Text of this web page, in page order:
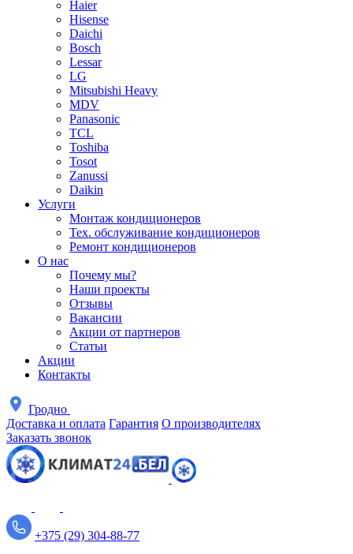
Haier
Hisense
Daichi
Bosch
Lessar
LG
Mitsubishi Heavy
MDV
Panasonic
TCL
Toshiba
Tosot
Zanussi
Daikin
Услуги
Монтаж кондиционеров
Тех. обслуживание кондиционеров
Ремонт кондиционеров
О нас
Почему мы?
Наши проекты
Отзывы
Вакансии
Акции от партнеров
Статьи
Акции
Контакты
Гродно
Доставка и оплата Гарантия О производителях
Заказать звонок
+375 (29) 304-88-77